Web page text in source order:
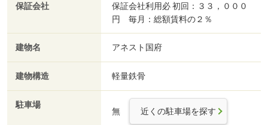
保証会社
保証会社利用必 初回：３３，０００
円 毎月：総額賃料の２％
建物名 アネスト国府
建物構造 軽量鉄骨
駐車場
無 近くの駐車場を探す